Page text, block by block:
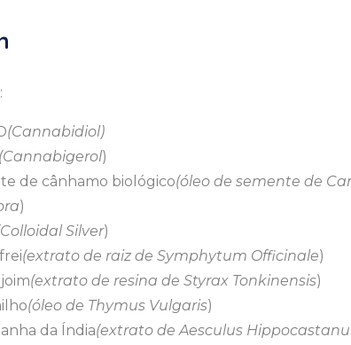
(Cannabidiol)
(Cannabigerol)
de cânhamo biológico(óleo de semente de
)
Silver)
(extrato de raiz de Symphytum Officinale)
(extrato de resina de Styrax Tonkinensis)
(óleo de Thymus Vulgaris)
da Índia(extrato de Aesculus